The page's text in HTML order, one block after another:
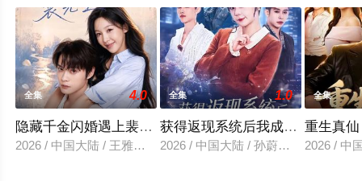
全集 4.0
隐藏千金闪婚遇上裴先生
2026 / 中国大陆 / 王雅清＆朱城玮
全集 1.0
获得返现系统后我成了万人迷
2026 / 中国大陆 / 孙蔚琳＆魏胜奇
全集
重生真
2026 / 中